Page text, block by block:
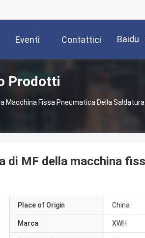
Eventi Contattici Baidu
Prodotti
Macchina Fissa Pneumatica Della
di MF della macchina
Place of Origin China
Marca XWH